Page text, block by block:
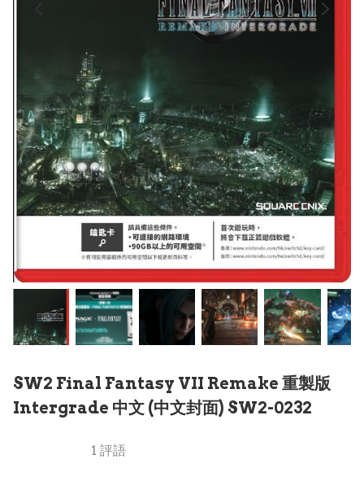
SW2 Final Fantasy VII Remake 重製版
Intergrade 中文 (中文封面) SW2-0232
1 評語